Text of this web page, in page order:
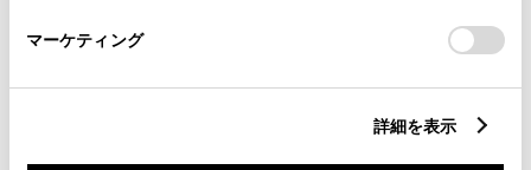
マーケティング
詳細を表示
Eメール